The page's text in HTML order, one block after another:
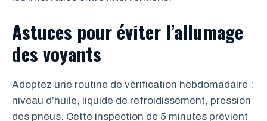
Astuces pour éviter l’allumage
des voyants
Adoptez une routine de vérification hebdomadaire :
niveau d’huile, liquide de refroidissement, pression
des pneus. Cette inspection de 5 minutes prévient